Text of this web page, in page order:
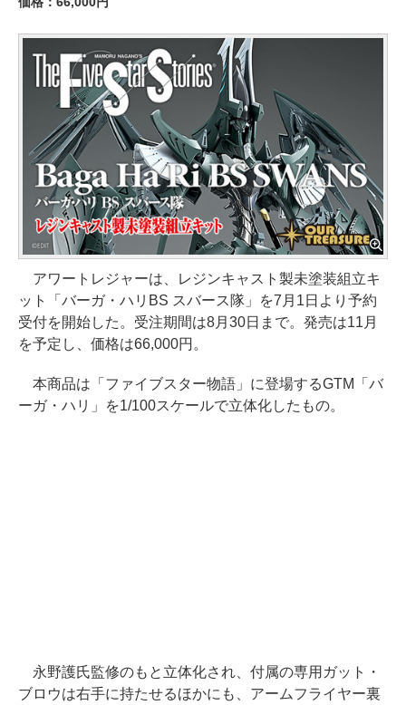
アワートレジャーは、レジンキャスト製未塗装組立キ
ット「バーガ・ハリBS スバース隊」を7月1日より予約
受付を開始した。受注期間は8月30日まで。発売は11月
を予定し、価格は66,000円。
本商品は「ファイブスター物語」に登場するGTM「バ
ーガ・ハリ」を1/100スケールで立体化したもの。
永野護氏監修のもと立体化され、付属の専用ガット・
ブロウは右手に持たせるほかにも、アームフライヤー裏